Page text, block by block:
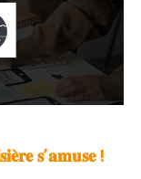
𝐬’𝐚𝐦𝐮𝐬𝐞 !